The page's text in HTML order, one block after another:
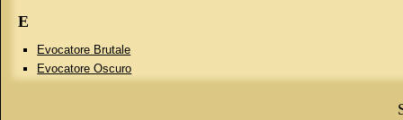
E
Evocatore Brutale
Evocatore Oscuro